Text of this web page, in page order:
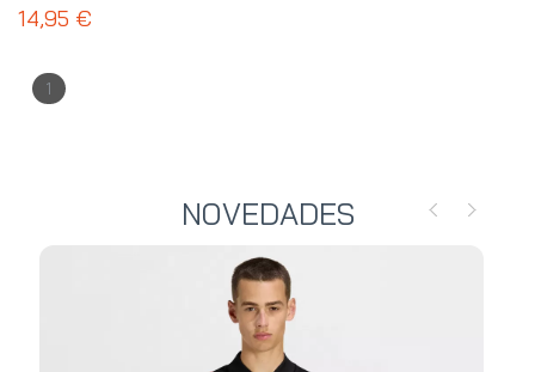
VN000T69Y28
14,95 €
1
NOVEDADES